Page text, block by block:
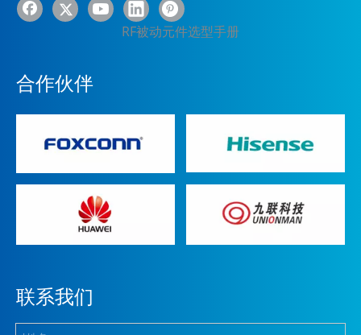
RF被动元件选型手册
合作伙伴
联系我们